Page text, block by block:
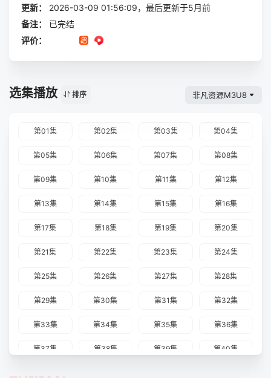
圣魔双方谱下兵祸序章，六十日开战期限，邪尊道与死国因故
牵涉其中，修罗鬼阙、龠胜明峦正式浮上台面，他化阐提与海
蟾尊，各自领导六魔禘与六圣护，展开一段动汤乾坤的太荒神
决。 来自异域的血脉，传承上一代所背负的种种，在戢武
运，却在一双睿智的双目下，尽成盤中星罗棋布。 洗棋亭
烟，天下二字，所指为何？权势、仇恨、顶峰，在各方争夺的
续，敬请期待霹雳国际多媒体二○一一年八月十九日崭新钜献
更新：
2026-03-09 01:56:09，最后更新于5月前
备注：
已完结
评价：
选集播放 排序 非凡资源M3U8
第01集 第02集 第03集 第04集
第05集 第06集 第07集 第08集
第09集 第10集 第11集 第12集
第13集 第14集 第15集 第16集
第17集 第18集 第19集 第20集
第21集 第22集 第23集 第24集
第25集 第26集 第27集 第28集
第29集 第30集 第31集 第32集
第33集 第34集 第35集 第36集
第37集 第38集 第39集 第40集